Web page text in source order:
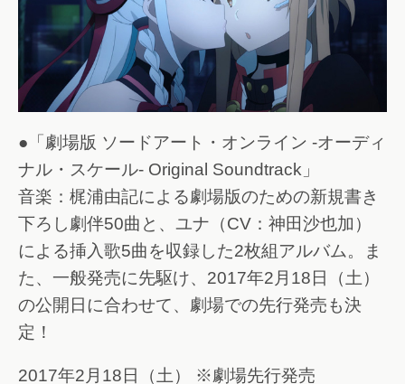
●「劇場版 ソードアート・オンライン -オーディ
ナル・スケール- Original Soundtrack」
音楽：梶浦由記による劇場版のための新規書き
下ろし劇伴50曲と、ユナ（CV：神田沙也加）
による挿入歌5曲を収録した2枚組アルバム。ま
た、一般発売に先駆け、2017年2月18日（土）
の公開日に合わせて、劇場での先行発売も決
定！
2017年2月18日（土） ※劇場先行発売